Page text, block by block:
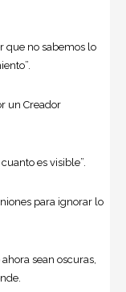
que no sabemos lo
un Creador
es visible”.
para ignorar lo
sean oscuras,